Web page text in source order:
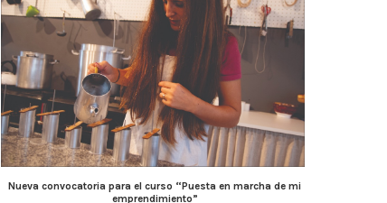
Nueva convocatoria para el curso “Puesta en marcha de mi
emprendimiento”